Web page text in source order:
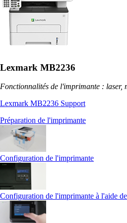
Lexmark MB2236
Fonctionnalités de l'imprimante : laser,
Lexmark MB2236 Support
Préparation de l'imprimante
Configuration de l'imprimante
Configuration de l'imprimante à l'aide